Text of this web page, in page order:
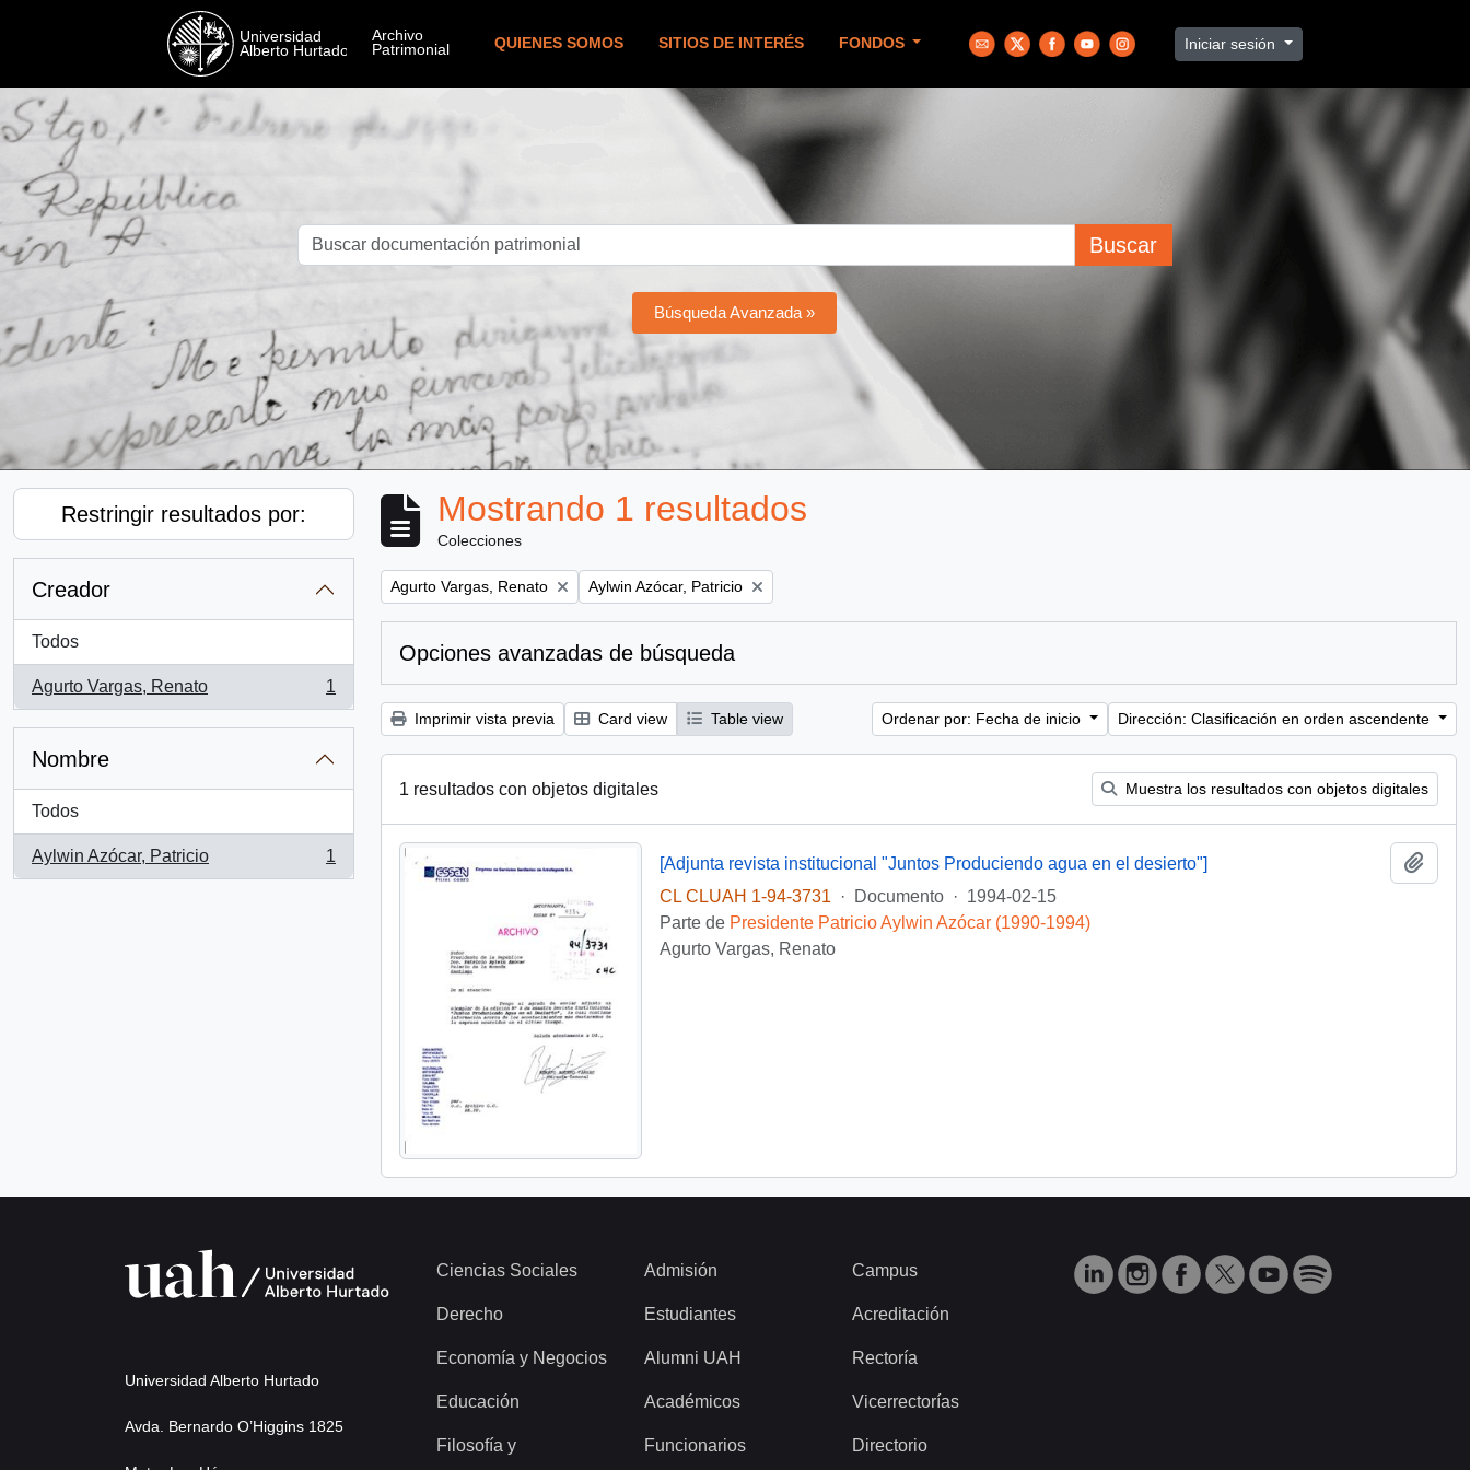
QUIENES SOMOS SITIOS DE INTERÉS FONDOS Iniciar sesión
Buscar
Búsqueda Avanzada »
Restringir resultados por:
Creador
Todos
Agurto Vargas, Renato
, 1 resultados
1
Nombre
Todos
Aylwin Azócar, Patricio
, 1 resultados
1
Mostrando 1 resultados
Colecciones
Remove filter:
Agurto Vargas, Renato Remove filter:
Aylwin Azócar, Patricio
Opciones avanzadas de búsqueda
Imprimir vista previa Card view Table view Ordenar por: Fecha de inicio Dirección: Clasificación en orden ascendente
1 resultados con objetos digitales Muestra los resultados con objetos digitales
[Adjunta revista institucional "Juntos Produciendo agua en el desierto"]
CL CLUAH 1-94-3731
· Documento · 1994-02-15
Parte de Presidente Patricio Aylwin Azócar (1990-1994)
Agurto Vargas, Renato
Universidad Alberto Hurtado
Avda. Bernardo O’Higgins 1825
Ciencias Sociales
Derecho
Economía y Negocios
Educación
Filosofía y
Admisión
Estudiantes
Alumni UAH
Académicos
Funcionarios
Campus
Acreditación
Rectoría
Vicerrectorías
Directorio